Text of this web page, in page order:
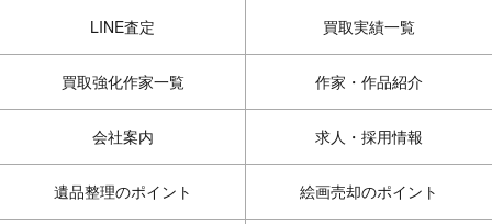
LINE査定 買取実績一覧
買取強化作家一覧 作家・作品紹介
会社案内 求人・採用情報
遺品整理のポイント 絵画売却のポイント